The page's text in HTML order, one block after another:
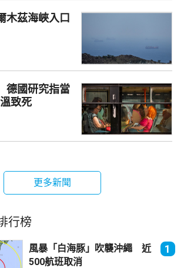
木茲海峽入口
國研究指當
致死
更多新聞
行榜
風暴「白海豚」吹襲沖繩 近
500航班取消
1